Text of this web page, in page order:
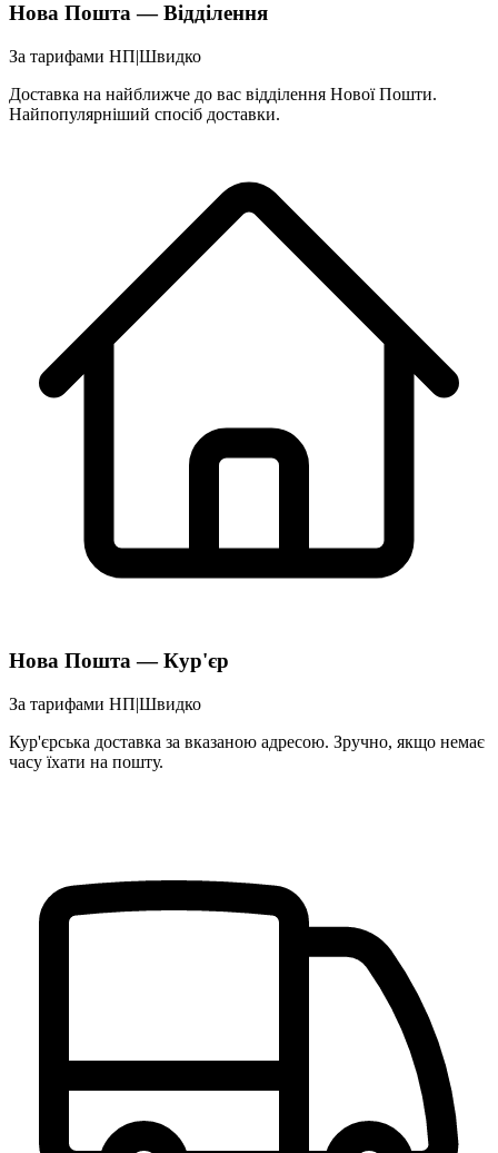
Нова Пошта — Відділення
За тарифами НП|Швидко
Доставка на найближче до вас відділення Нової Пошти.
Найпопулярніший спосіб доставки.
Нова Пошта — Кур'єр
За тарифами НП|Швидко
Кур'єрська доставка за вказаною адресою. Зручно, якщо немає
часу їхати на пошту.